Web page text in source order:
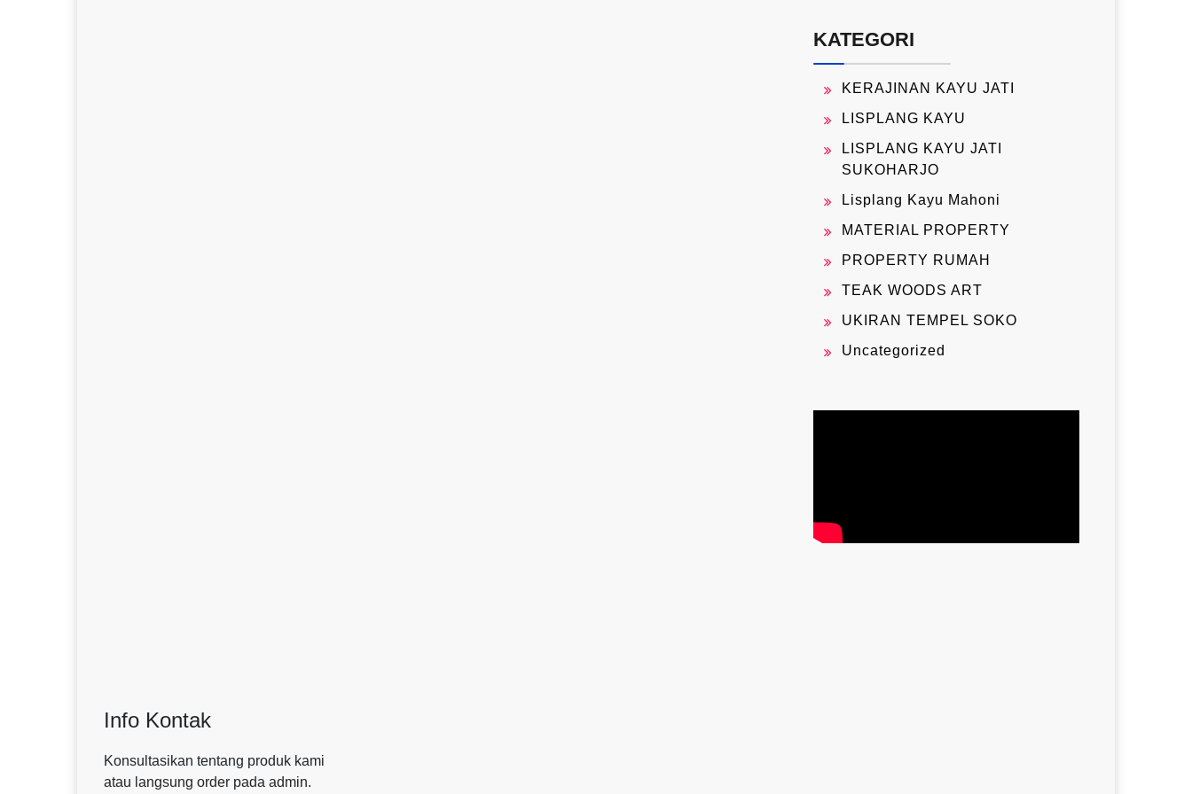
KATEGORI
KERAJINAN KAYU JATI
LISPLANG KAYU
LISPLANG KAYU JATI
SUKOHARJO
Lisplang Kayu Mahoni
MATERIAL PROPERTY
PROPERTY RUMAH
TEAK WOODS ART
UKIRAN TEMPEL SOKO
Uncategorized
Info Kontak
Konsultasikan tentang produk kami
atau langsung order pada admin.